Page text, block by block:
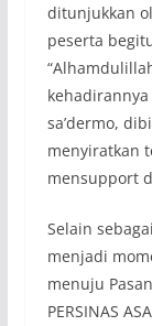
ditunjukkan
peserta
kehadirannya
sa’dermo,
menyiratkan
mensupport
Selain
menjadi
menuju
PERSINAS